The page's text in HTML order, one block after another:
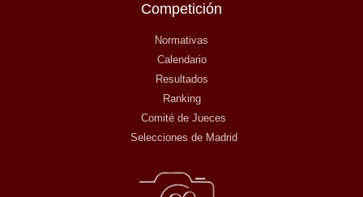
Competición
Normativas
Calendario
Resultados
Ranking
Comité de Jueces
Selecciones de Madrid